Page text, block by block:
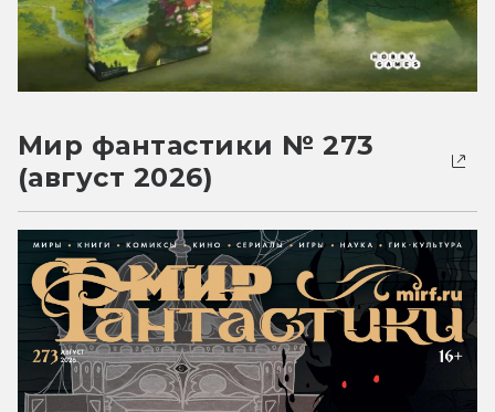
Мир фантастики № 273
(август 2026)